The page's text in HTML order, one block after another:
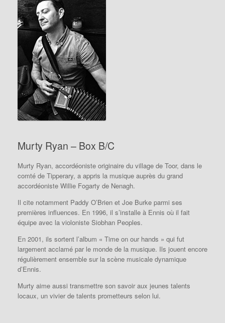
Murty Ryan – Box B/C
Murty Ryan, accordéoniste originaire du village de Toor, dans le
comté de Tipperary, a appris la musique auprès du grand
accordéoniste Willie Fogarty de Nenagh.
Il cite notamment Paddy O’Brien et Joe Burke parmi ses
premières influences. En 1996, il s’installe à Ennis où il fait
équipe avec la violoniste Siobhan Peoples.
En 2001, ils sortent l’album « Time on our hands » qui fut
largement acclamé par le monde de la musique. Ils jouent encore
régulièrement ensemble sur la scène musicale dynamique
d’Ennis.
Murty aime aussi transmettre son savoir aux jeunes talents
locaux, un vivier de talents prometteurs selon lui.